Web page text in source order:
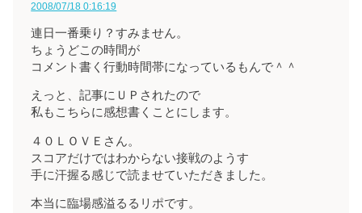
2008/07/18 0:16:19
連日一番乗り？すみません。
ちょうどこの時間が
コメント書く行動時間帯になっているもんで＾＾
えっと、記事にＵＰされたので
私もこちらに感想書くことにします。
４０ＬＯＶＥさん。
スコアだけではわからない接戦のようす
手に汗握る感じで読ませていただきました。
本当に臨場感溢るるリポです。